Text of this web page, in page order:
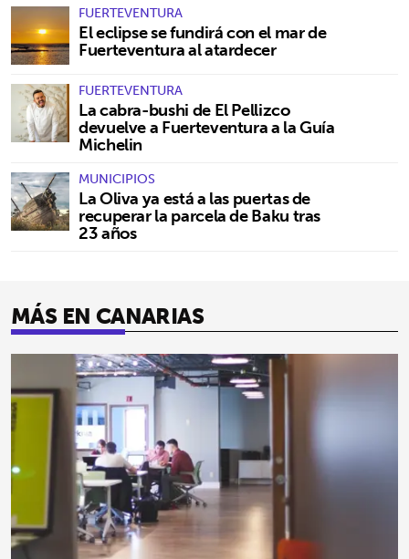
FUERTEVENTURA
El eclipse se fundirá con el mar de
Fuerteventura al atardecer
FUERTEVENTURA
La cabra-bushi de El Pellizco
devuelve a Fuerteventura a la Guía
Michelin
MUNICIPIOS
La Oliva ya está a las puertas de
recuperar la parcela de Baku tras
23 años
MÁS EN CANARIAS